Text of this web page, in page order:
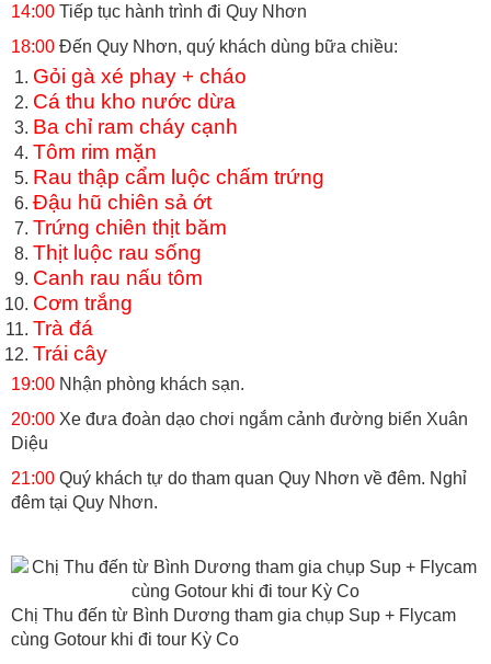
14:00 Tiếp tục hành trình đi Quy Nhơn
18:00 Đến Quy Nhơn, quý khách dùng bữa chiều:
Gỏi gà xé phay + cháo
Cá thu kho nước dừa
Ba chỉ ram cháy cạnh
Tôm rim mặn
Rau thập cẩm luộc chấm trứng
Đậu hũ chiên sả ớt
Trứng chiên thịt băm
Thịt luộc rau sống
Canh rau nấu tôm
Cơm trắng
Trà đá
Trái cây
19:00 Nhận phòng khách sạn.
20:00 Xe đưa đoàn dạo chơi ngắm cảnh đường biển Xuân
Diệu
21:00 Quý khách tự do tham quan Quy Nhơn về đêm. Nghỉ
đêm tại Quy Nhơn.
Chị Thu đến từ Bình Dương tham gia chụp Sup + Flycam
cùng Gotour khi đi tour Kỳ Co